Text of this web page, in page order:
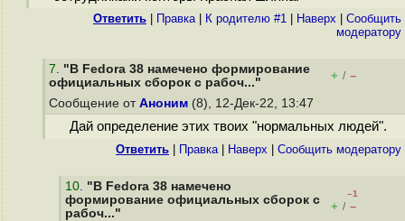
Ответить Правка| К родителю #1 Наверх
Cообщить
модератору
7. "В Fedora 38 намечено формирование
официальных сборок с рабоч..."
+ / –
Сообщение от Аноним (8), 12-Дек-22, 13:47
Дай определение этих твоих "нормальных людей".
Ответить Правка| Наверх Cообщить модератору
10. "В Fedora 38 намечено
формирование официальных сборок с
рабоч..."
–1
+ / –